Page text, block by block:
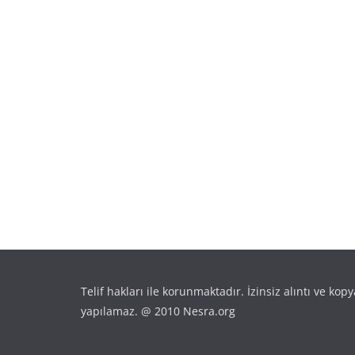
Telif hakları ile korunmaktadır. İzinsiz alıntı ve
yapılamaz. @ 2010 Nesra.org